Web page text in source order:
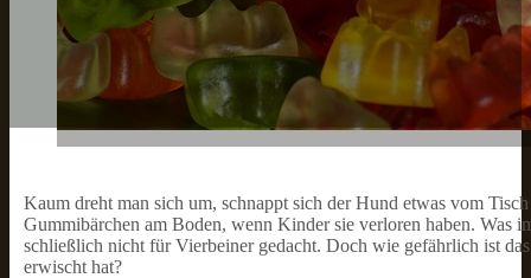
Kaum dreht man sich um, schnappt sich der Hund etwas vom
Gummibärchen am Boden, wenn Kinder sie verloren haben. Was
schließlich nicht für Vierbeiner gedacht. Doch wie gefährlich ist
erwischt hat?